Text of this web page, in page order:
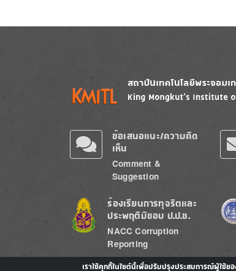
Image Image
ข้อเสนอแนะ/ความคิด
เห็น
Comment &
Suggestion
Image
ร้องเรียนการทุจริตและ
ประพฤติมิชอบ ป.ป.ช.
NACC Corruption
Reporting
เราใช้คุกกี้ในไซต์นี้เพื่อปรับปรุงประสบการณ์ผู้ใช้ข